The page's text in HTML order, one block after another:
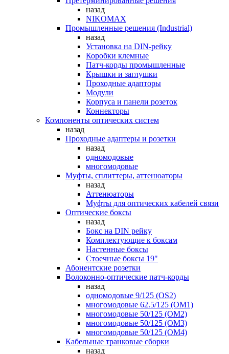
назад
NIKOMAX
Промышленные решения (Industrial)
назад
Установка на DIN-рейку
Коробки клемные
Патч-корды промышленные
Крышки и заглушки
Проходные адапторы
Модули
Корпуса и панели розеток
Коннекторы
Компоненты оптических систем
назад
Проходные адаптеры и розетки
назад
одномодовые
многомодовые
Муфты, сплиттеры, аттенюаторы
назад
Аттенюаторы
Муфты для оптических кабелей связи
Оптические боксы
назад
Бокс на DIN рейку
Комплектующие к боксам
Настенные боксы
Стоечные боксы 19"
Абонентские розетки
Волоконно-оптические патч-корды
назад
одномодовые 9/125 (OS2)
многомодовые 62.5/125 (OM1)
многомодовые 50/125 (OM2)
многомодовые 50/125 (OM3)
многомодовые 50/125 (OM4)
Кабельные транковые сборки
назад